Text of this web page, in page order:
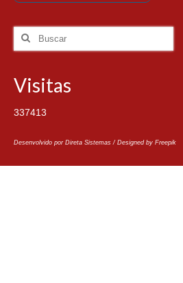
Visitas
337413
Desenvolvido por Direta Sistemas / Designed by Freepik